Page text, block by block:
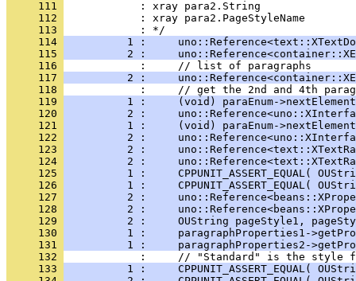
     111
     112
     113
     114
1 :
     115
2 :
     116
     117
2 :
     118
     119
1 :     (void) paraEnum-
     120
2 :
     121
1 :     (void) paraEnum-
     122
2 :
     123
2 :
     124
2 :
     125
1 :     CPPUNIT_ASSERT_EQUAL(
     126
1 :     CPPUNIT_ASSERT_EQUAL(
     127
2 :
     128
2 :
     129
2 :     OUString pageStyle1,
     130
1 :     paragraphProperties1-
     131
1 :     paragraphProperties2-
     132
     133
1 :     CPPUNIT_ASSERT_EQUAL(